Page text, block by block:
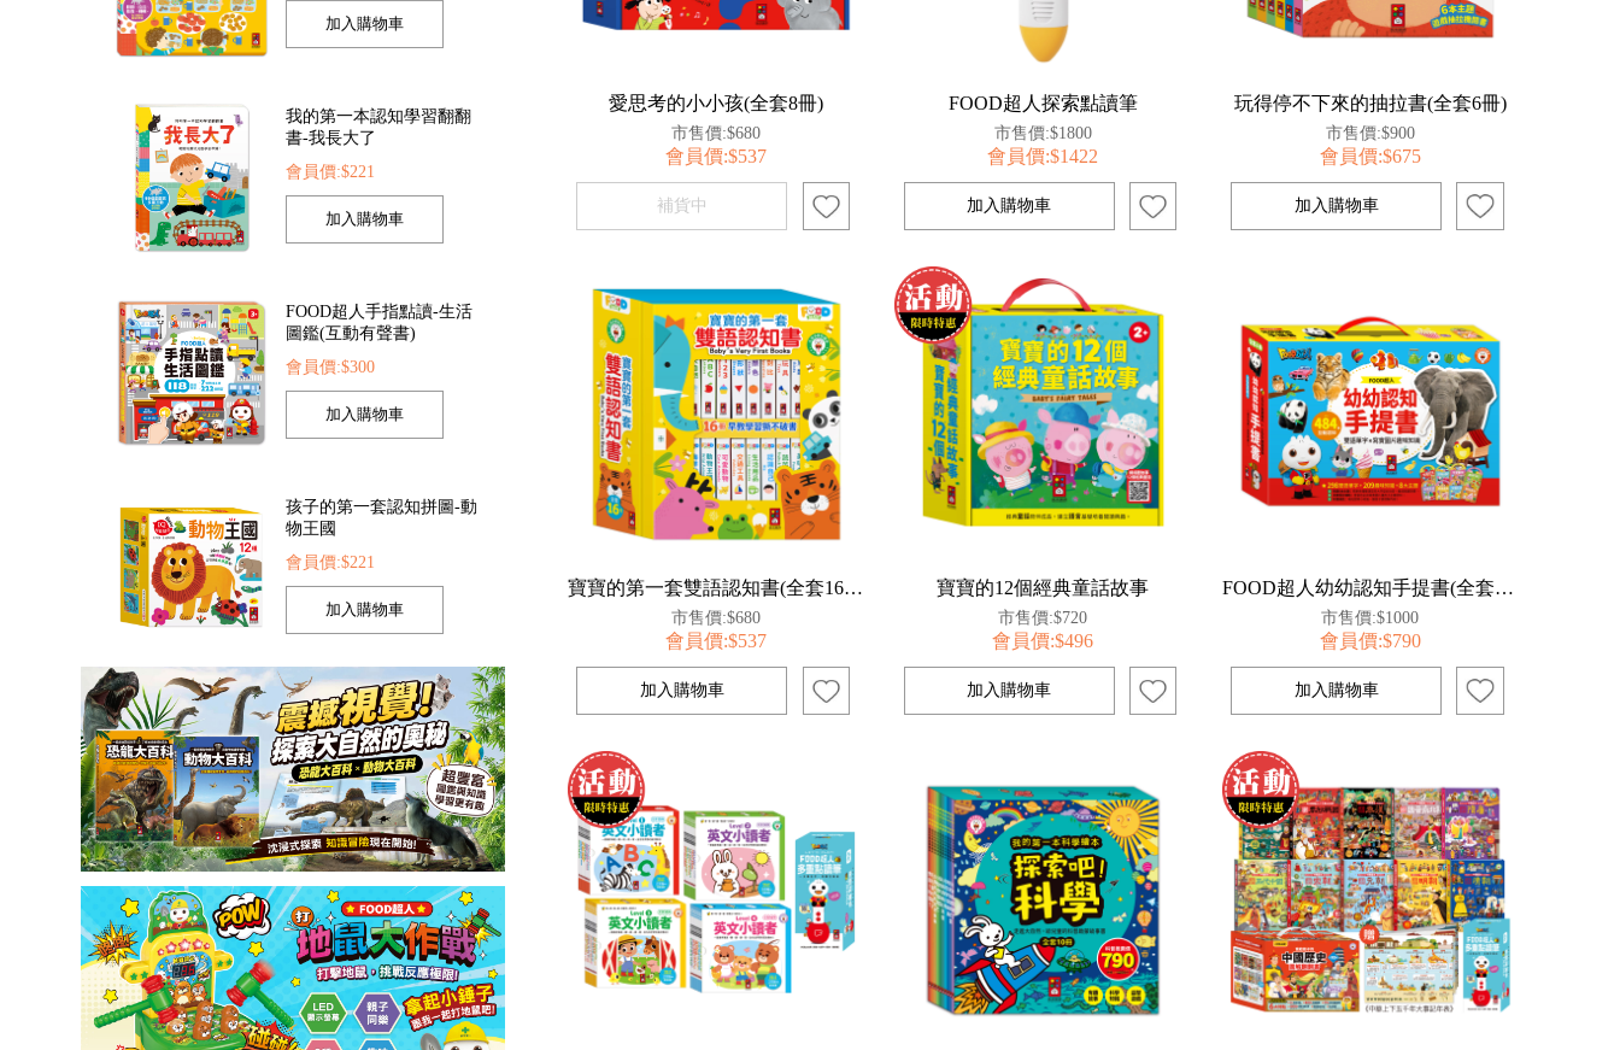
我的第一本認知學習翻翻
書-我長大了
會員價:$221
FOOD超人手指點讀-生活
圖鑑(互動有聲書)
會員價:$300
孩子的第一套認知拼圖-動
物王國
會員價:$221
愛思考的小小孩(全套8冊)
市售價:$680
會員價:$537
FOOD超人探索點讀筆
市售價:$1800
會員價:$1422
玩得停不下來的抽拉書(全套6冊)
市售價:$900
會員價:$675
寶寶的第一套雙語認知書(全套16冊)
市售價:$680
會員價:$537
寶寶的12個經典童話故事
市售價:$720
會員價:$496
FOOD超人幼幼認知手提書(全套8冊)
市售價:$1000
會員價:$790